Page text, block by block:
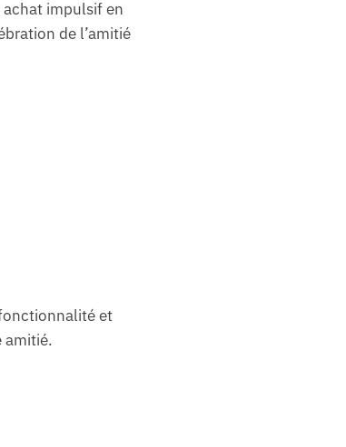
impulsif en
de l’amitié
et
amitié.